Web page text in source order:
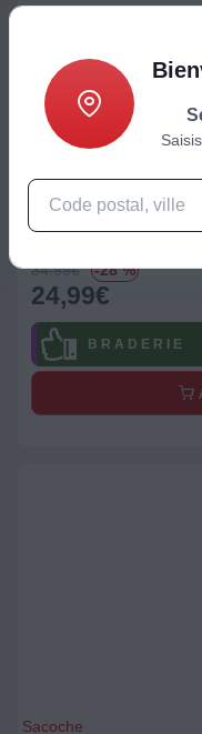
Sacoche ESSENTIELB
34.99€ -28 %
24,99€
B R A D E R I E
Sacoche